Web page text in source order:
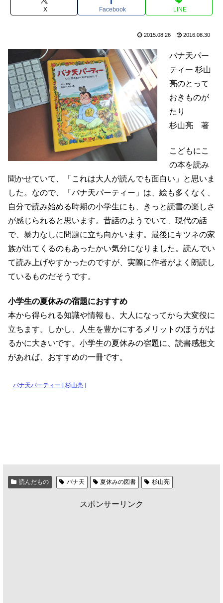
X Facebook LINE
2015.08.26 2016.08.30
バナ天パー
ティー 杉山
亮のとって
おきものが
たり
杉山亮 著
こどもにこ
の本を読み
聞かせていて、「これは大人が読んでも面白い」と思いま
した。なので、「バナ天パーティー」は、絵も多くなく、
自分で読み始める時期の小学生にも、きっと読書の楽しさ
が感じられると思います。昔話のようでいて、現代の話
で、暴力なしに問題に立ち向かいます。最後にキツネの家
族が出てくるのもあったかい気分になりました。 読んでい
て読み上げやすかったのですが、実際に作者がよく朗読し
ているものだそうです。
小学生の夏休みの宿題におすすめ
本から得られる知識や情報も、大人になってから大変役に
立ちます。しかし、人生を豊かにするメリットのほうがは
るかに大きいです。小学生の夏休みの宿題に、読書感想文
があれば、おすすめの一冊です。
バナ天パーティー [ 杉山亮 ]
読んだもの バナ天 夏休みの図書 杉山亮
スポンサーリンク